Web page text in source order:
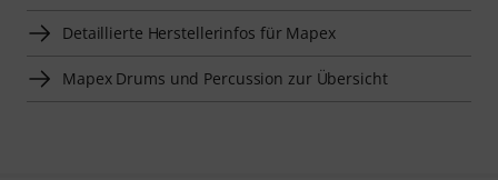
Detaillierte Herstellerinfos für Mapex
Mapex Drums und Percussion zur Übersicht